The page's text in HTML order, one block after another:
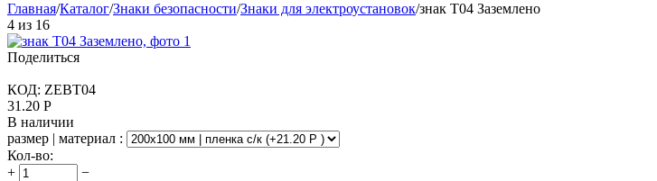
Главная/Каталог/Знаки безопасности/Знаки для электроустановок/знак T04 Заземлено
4 из 16
Поделиться
КОД: ZEBT04
31.20 Р
В наличии
размер | материал :
Кол-во:
+
−